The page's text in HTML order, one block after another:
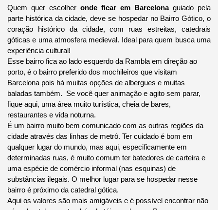
Quem quer escolher onde ficar em Barcelona guiado pela
parte histórica da cidade, deve se hospedar no Bairro Gótico, o
coração histórico da cidade, com ruas estreitas, catedrais
góticas e uma atmosfera medieval. Ideal para quem busca uma
experiência cultural!
Esse bairro fica ao lado esquerdo da Rambla em direção ao
porto, é o bairro preferido dos mochileiros que visitam
Barcelona pois há muitas opções de albergues e muitas
baladas também. Se você quer animação e agito sem parar,
fique aqui, uma área muito turística, cheia de bares,
restaurantes e vida noturna.
É um bairro muito bem comunicado com as outras regiões da
cidade através das linhas de metrô. Ter cuidado é bom em
qualquer lugar do mundo, mas aqui, especificamente em
determinadas ruas, é muito comum ter batedores de carteira e
uma espécie de comércio informal (nas esquinas) de
substâncias ilegais. O melhor lugar para se hospedar nesse
bairro é próximo da catedral gótica.
Aqui os valores são mais amigáveis e é possível encontrar não